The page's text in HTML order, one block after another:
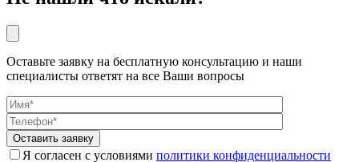
Оставьте заявку на бесплатную консультацию и наши
специалисты ответят на все Ваши вопросы
Я согласен с условиями политики конфиденциальности